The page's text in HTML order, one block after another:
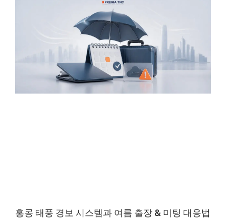
홍콩 태풍 경보 시스템과 여름 출장 & 미팅 대응법